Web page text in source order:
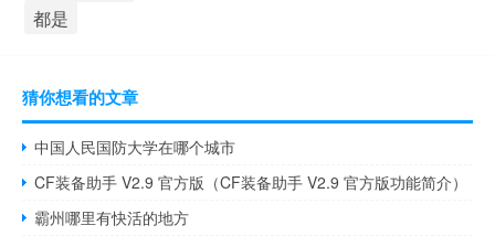
都是
猜你想看的文章
中国人民国防大学在哪个城市
CF装备助手 V2.9 官方版（CF装备助手 V2.9 官方版功能简介）
霸州哪里有快活的地方